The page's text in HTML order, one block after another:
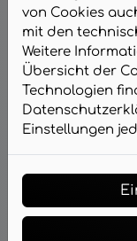
von Cookies
mit den
Weitere
Übersicht der
Technologien
Einstellungen